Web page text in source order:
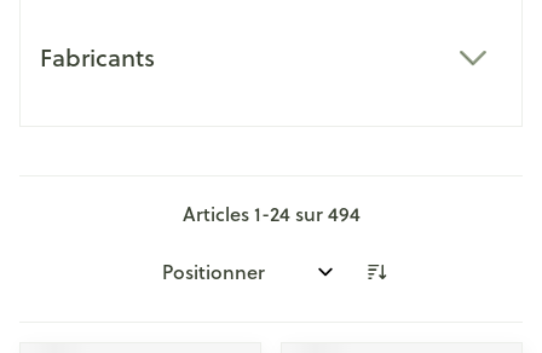
Fabricants
Articles1-24sur494
Trier par: